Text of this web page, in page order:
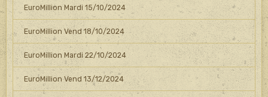
EuroMillion Mardi 15/10/2024
EuroMillion Vend 18/10/2024
EuroMillion Mardi 22/10/2024
EuroMillion Vend 13/12/2024